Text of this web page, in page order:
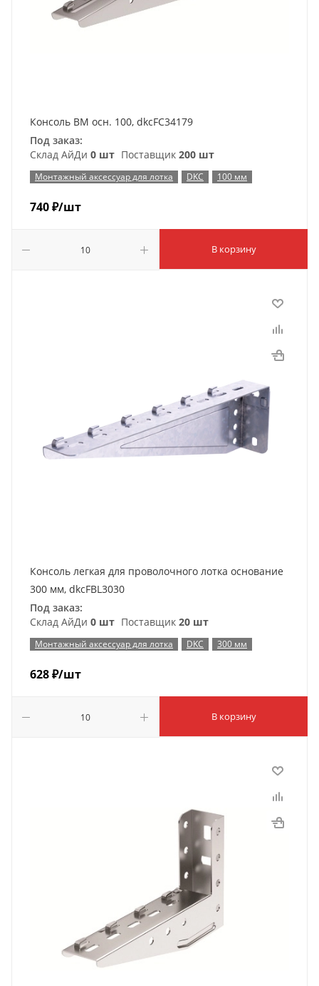
Консоль ВМ осн. 100, dkcFC34179
Под заказ:
Склад АйДи 0 шт Поставщик 200 шт
Монтажный аксессуар для лотка DKC 100 мм
740₽/шт
В корзину
Консоль легкая для проволочного лотка основание
300 мм, dkcFBL3030
Под заказ:
Склад АйДи 0 шт Поставщик 20 шт
Монтажный аксессуар для лотка DKC 300 мм
628₽/шт
В корзину